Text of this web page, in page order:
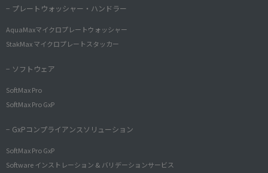
− プレートウォッシャー・ハンドラー
AquaMaxマイクロプレートウォッシャー
StakMax マイクロプレートスタッカー
− ソフトウェア
SoftMax Pro
SoftMax Pro GxP
− GxPコンプライアンスソリューション
SoftMax Pro GxP
Software インストレーション & バリデーションサービス